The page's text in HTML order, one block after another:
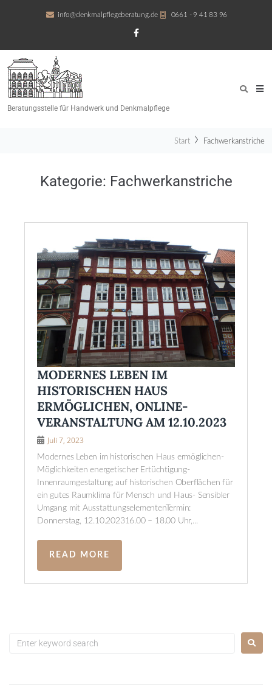
info@denkmalpflegeberatung.de 0661 - 9 41 83 96
Beratungsstelle für Handwerk und Denkmalpflege
Start Fachwerkanstriche
Kategorie: Fachwerkanstriche
MODERNES LEBEN IM
HISTORISCHEN HAUS
ERMÖGLICHEN, ONLINE-
VERANSTALTUNG AM 12.10.2023
Juli 7, 2023
Modernes Leben im historischen Haus ermöglichen-
Möglichkeiten energetischer Ertüchtigung-
Innenraumgestaltung auf historischen Oberflächen für
ein gutes Raumklima für Mensch und Haus- Sensibler
Umgang mit AusstattungselementenTermin:
Donnerstag, 12.10.202316.00 – 18.00 Uhr,...
READ MORE